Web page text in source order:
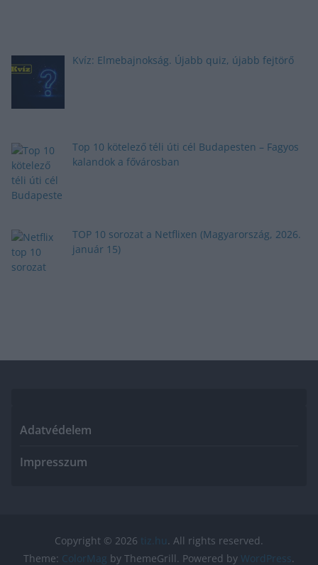
Kvíz: Elmebajnokság. Újabb quiz, újabb fejtörő
Top 10 kötelező téli úti cél Budapesten – Fagyos
kalandok a fővárosban
TOP 10 sorozat a Netflixen (Magyarország, 2026.
január 15)
Adatvédelem
Impresszum
Copyright © 2026 tiz.hu. All rights reserved.
Theme: ColorMag by ThemeGrill. Powered by WordPress.